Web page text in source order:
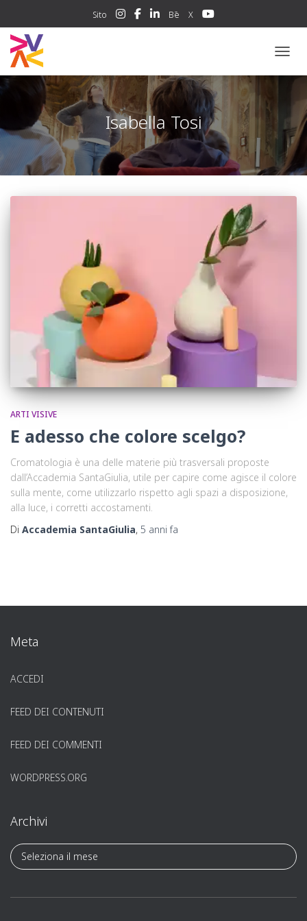
Sito Bē X
Isabella Tosi
ARTI VISIVE
E adesso che colore scelgo?
Cromatologia è una delle materie più trasversali proposte
dall’Accademia SantaGiulia, utile per capire come agisce il colore
sulla mente, come utilizzarlo rispetto agli spazi a disposizione,
alla luce, i corretti accostamenti.
Di Accademia SantaGiulia, 5 anni fa
Meta
ACCEDI
FEED DEI CONTENUTI
FEED DEI COMMENTI
WORDPRESS.ORG
Archivi
A
r
h